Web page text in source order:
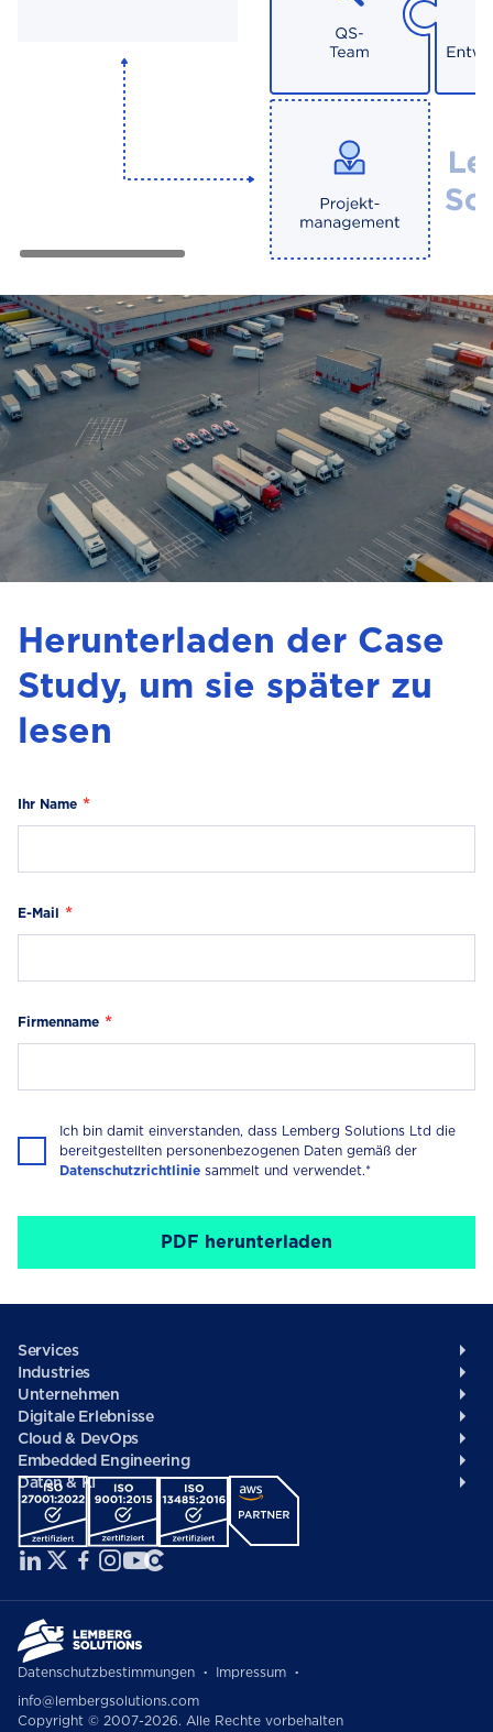
Herunterladen der Case
Study, um sie später zu
lesen
Ihr Name
E-Mail
Firmenname
Ich bin damit einverstanden, dass Lemberg Solutions Ltd die
bereitgestellten personenbezogenen Daten gemäß der
Datenschutzrichtlinie sammelt und verwendet.*
Footer
/
German
Services
Industries
Unternehmen
Digitale Erlebnisse
Cloud & DevOps
Embedded Engineering
Daten & KI
Social
Copyright
Datenschutzbestimmungen
Impressum
info@lembergsolutions.com
Copyright © 2007-2026. Alle Rechte vorbehalten